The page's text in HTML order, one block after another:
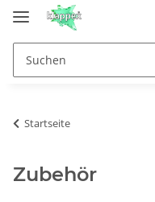
Startseite
Zubehör